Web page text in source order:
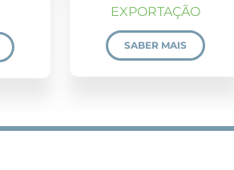
EXPORTAÇÃO
SABER MAIS